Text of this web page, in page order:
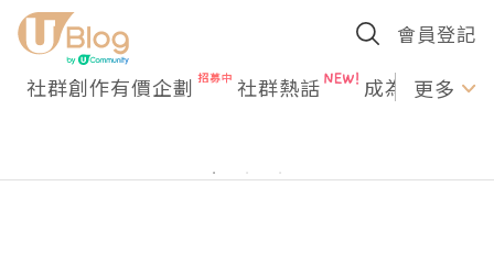
會員登記
社群創作有價企劃 社群熱話 成為U更多